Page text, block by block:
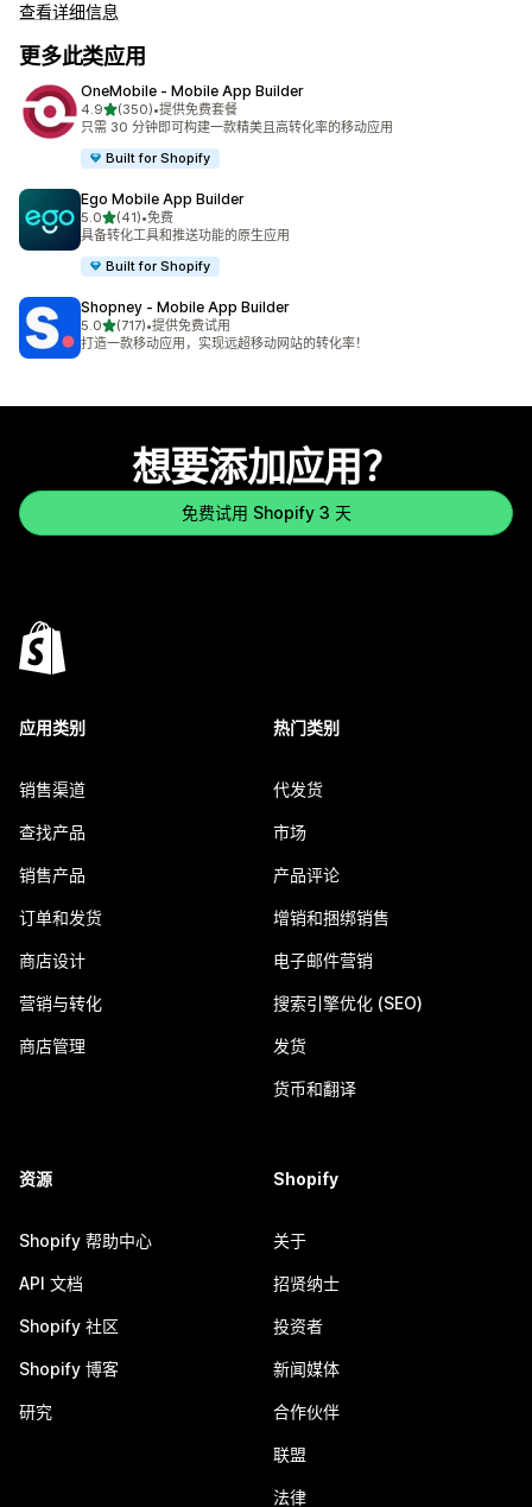
查看详细信息
更多此类应用
OneMobile ‑ Mobile App Builder
4.9星（满分 5 星）
(350)
总共 350 条评论
•提供免费套餐
只需 30 分钟即可构建一款精美且高转化率的移动应用
Built for Shopify
Ego Mobile App Builder
5.0星（满分 5 星）
(41)
总共 41 条评论
•免费
具备转化工具和推送功能的原生应用
Built for Shopify
Shopney ‑ Mobile App Builder
5.0星（满分 5 星）
(717)
总共 717 条评论
•提供免费试用
打造一款移动应用，实现远超移动网站的转化率！
想要添加应用？
免费试用 Shopify 3 天
应用类别
销售渠道
查找产品
销售产品
订单和发货
商店设计
营销与转化
商店管理
热门类别
代发货
市场
产品评论
增销和捆绑销售
电子邮件营销
搜索引擎优化 (SEO)
发货
货币和翻译
资源
Shopify 帮助中心
API 文档
Shopify 社区
Shopify 博客
研究
Shopify
关于
招贤纳士
投资者
新闻媒体
合作伙伴
联盟
法律